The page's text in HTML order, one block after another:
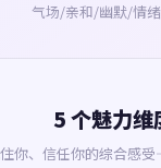
气场/亲和/幽默/情
5 个魅力维
你、信任你的综合感